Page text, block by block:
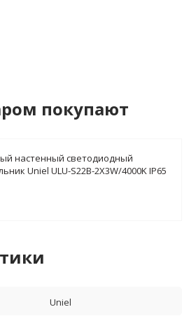
покупают
настенный светодиодный
Uniel ULU-S22B-2X3W/4000K IP65
Uniel